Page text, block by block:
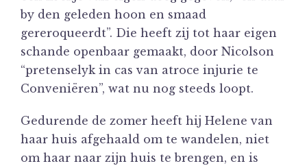
by den geleden hoon en smaad
gereroqueerdt”. Die heeft zij tot haar eigen
schande openbaar gemaakt, door Nicolson
“pretenselyk in cas van atroce injurie te
Conveniëren”, wat nu nog steeds loopt.
Gedurende de zomer heeft hij Helene van
haar huis afgehaald om te wandelen, niet
om haar naar zijn huis te brengen, en is